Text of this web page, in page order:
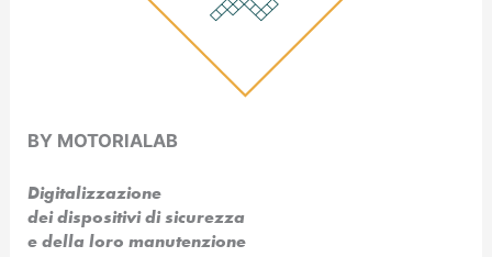
BY MOTORIALAB
Digitalizzazione
dei dispositivi di sicurezza
e della loro manutenzione